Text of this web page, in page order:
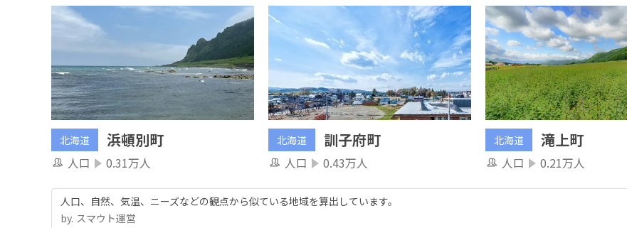
北海道 浜頓別町
人口 0.31万人
北海道 訓子府町
人口 0.43万人
北海道 滝上町
人口 0.21万人
人口、自然、気温、ニーズなどの観点から似ている地域を算出しています。
by.︎ スマウト運営